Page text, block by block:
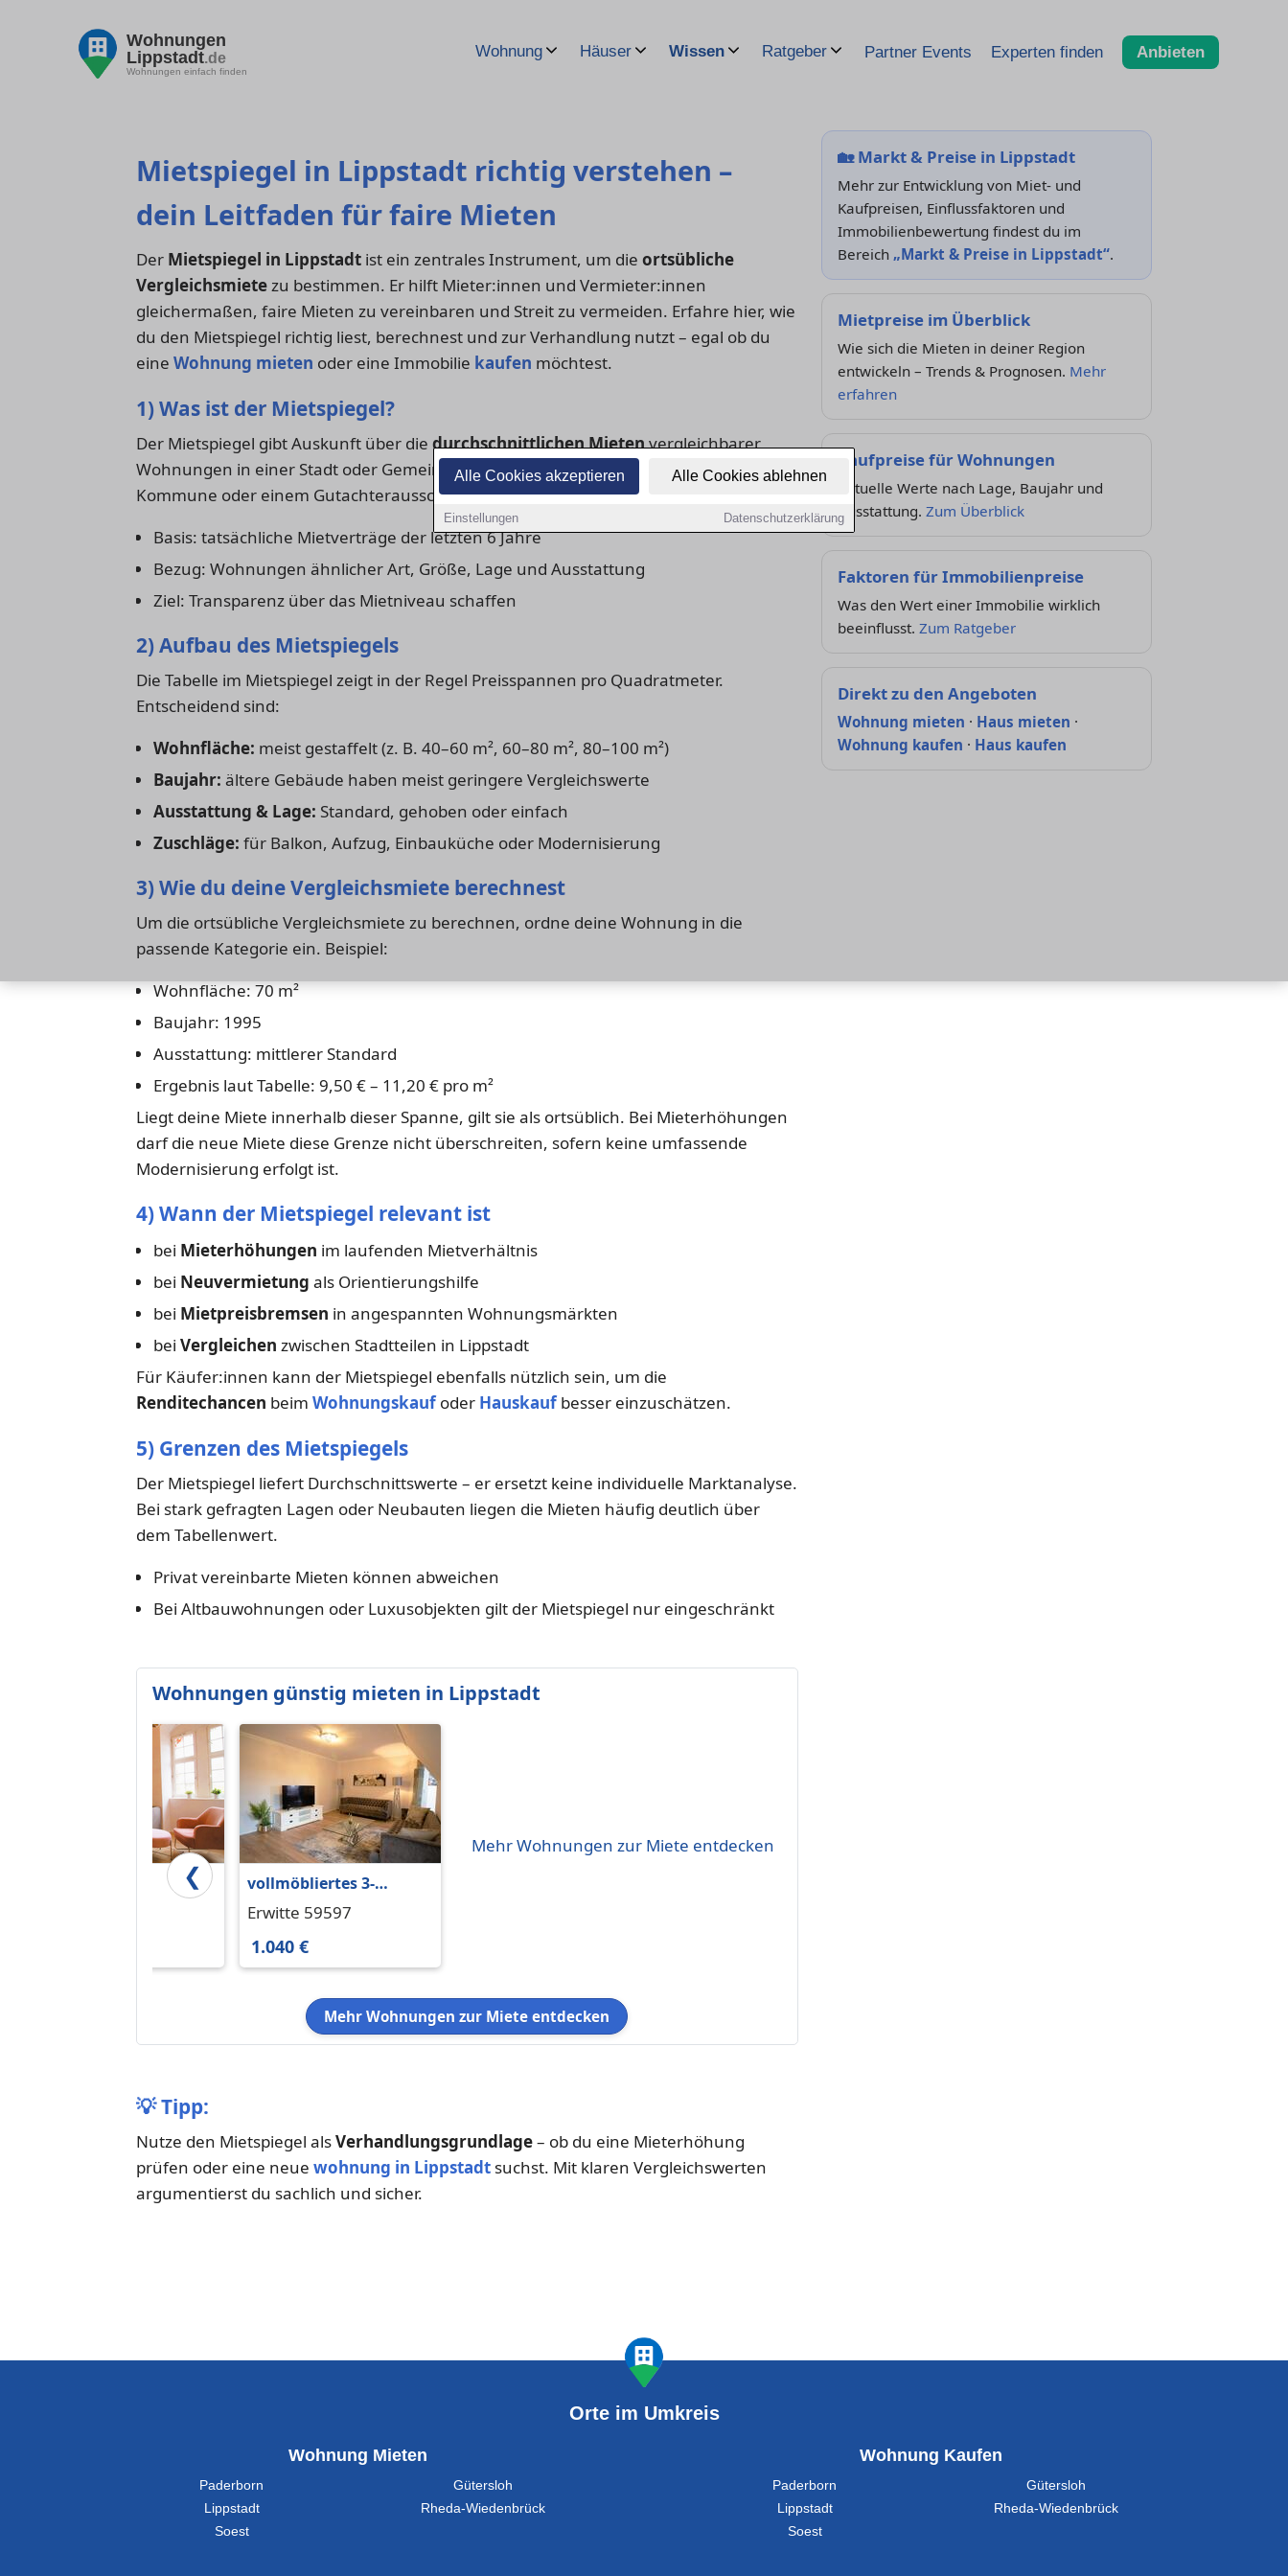
Alle Cookies akzeptieren Alle Cookies ablehnen
Einstellungen Datenschutzerklärung
Wohnungen
Lippstadt.de
Wohnungen einfach finden
Wohnung Häuser Wissen Ratgeber Partner Events Experten finden Anbieten
Mietspiegel in Lippstadt richtig verstehen –
dein Leitfaden für faire Mieten
Der Mietspiegel in Lippstadt ist ein zentrales Instrument, um die ortsübliche
Vergleichsmietezu bestimmen. Er hilft Mieter:innen und Vermieter:innen
gleichermaßen, faire Mieten zu vereinbaren und Streit zu vermeiden. Erfahre hier, wie
du den Mietspiegel richtig liest, berechnest und zur Verhandlung nutzt – egal ob du
eine Wohnung mieten oder eine Immobilie kaufen möchtest.
1) Was ist der Mietspiegel?
Der Mietspiegel gibt Auskunft über die durchschnittlichen Mietenvergleichbarer
Wohnungen in einer Stadt oder Gemeinde. Er wird meist alle zwei Jahre von der
Kommune oder einem Gutachterausschuss aktualisiert.
Basis: tatsächliche Mietverträge der letzten 6 Jahre
Bezug: Wohnungen ähnlicher Art, Größe, Lage und Ausstattung
Ziel: Transparenz über das Mietniveau schaffen
2) Aufbau des Mietspiegels
Die Tabelle im Mietspiegel zeigt in der Regel Preisspannen pro Quadratmeter.
Entscheidend sind:
Wohnfläche: meist gestaffelt (z. B. 40–60 m², 60–80 m², 80–100 m²)
Baujahr: ältere Gebäude haben meist geringere Vergleichswerte
Ausstattung & Lage: Standard, gehoben oder einfach
Zuschläge: für Balkon, Aufzug, Einbauküche oder Modernisierung
3) Wie du deine Vergleichsmiete berechnest
Um die ortsübliche Vergleichsmiete zu berechnen, ordne deine Wohnung in die
passende Kategorie ein. Beispiel:
Wohnfläche: 70 m²
Baujahr: 1995
Ausstattung: mittlerer Standard
Ergebnis laut Tabelle: 9,50 € – 11,20 € pro m²
Liegt deine Miete innerhalb dieser Spanne, gilt sie als ortsüblich. Bei Mieterhöhungen
darf die neue Miete diese Grenze nicht überschreiten, sofern keine umfassende
Modernisierung erfolgt ist.
4) Wann der Mietspiegel relevant ist
bei Mieterhöhungen im laufenden Mietverhältnis
bei Neuvermietung als Orientierungshilfe
bei Mietpreisbremsen in angespannten Wohnungsmärkten
bei Vergleichen zwischen Stadtteilen in Lippstadt
Für Käufer:innen kann der Mietspiegel ebenfalls nützlich sein, um die
Renditechancen beim Wohnungskaufoder Hauskaufbesser einzuschätzen.
5) Grenzen des Mietspiegels
Der Mietspiegel liefert Durchschnittswerte – er ersetzt keine individuelle Marktanalyse.
Bei stark gefragten Lagen oder Neubauten liegen die Mieten häufig deutlich über
dem Tabellenwert.
Privat vereinbarte Mieten können abweichen
Bei Altbauwohnungen oder Luxusobjekten gilt der Mietspiegel nur eingeschränkt
Wohnungen günstig mieten in Lippstadt
❮
vollmöbliertes 3-
Zimmer
historischen
Erwitte 59597
1.040 €
Mehr Wohnungen zur Miete entdecken
Mehr Wohnungen zur Miete entdecken
💡Tipp:
Nutze den Mietspiegel alsVerhandlungsgrundlage– ob du eine Mieterhöhung
prüfen oder eine neue wohnung in Lippstadt suchst. Mit klaren Vergleichswerten
argumentierst du sachlich und sicher.
🏡Markt & Preise in Lippstadt
Mehr zur Entwicklung von Miet- und
Kaufpreisen, Einflussfaktoren und
Immobilienbewertung findest du im
Bereich „Markt & Preise in Lippstadt“.
Mietpreise im Überblick
Wie sich die Mieten in deiner Region
entwickeln – Trends & Prognosen. Mehr
erfahren
Kaufpreise für Wohnungen
Aktuelle Werte nach Lage, Baujahr und
Ausstattung. Zum Überblick
Faktoren für Immobilienpreise
Was den Wert einer Immobilie wirklich
beeinflusst. Zum Ratgeber
Direkt zu den Angeboten
Wohnung mieten · Haus mieten ·
Wohnung kaufen · Haus kaufen
Orte im Umkreis
Wohnung Mieten
Paderborn
Gütersloh
Lippstadt
Rheda-Wiedenbrück
Soest
Wohnung Kaufen
Paderborn
Gütersloh
Lippstadt
Rheda-Wiedenbrück
Soest